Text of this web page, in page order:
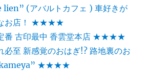
lien” (アバルトカフェ ) 車好きが
なお店！ ★★★★
番 古印最中 香雲堂本店 ★★★★
必至 新感覚のおはぎ!? 路地裏のお
★★★★